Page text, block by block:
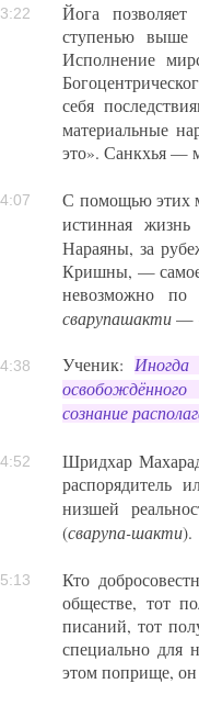
Йога позволяет
ступенью выше
Исполнение
себя
материальные
это». Санкхья —
С помощью этих
истинная
Нараяны, за
Кришны, — самое
невозможно по
сварупашакти —
Ученик:Иногда
сознание
Шридхар
распорядитель
низшей
(сварупа-шакти).
Кто
обществе, тот
писаний, тот
специально для
этом поприще, он